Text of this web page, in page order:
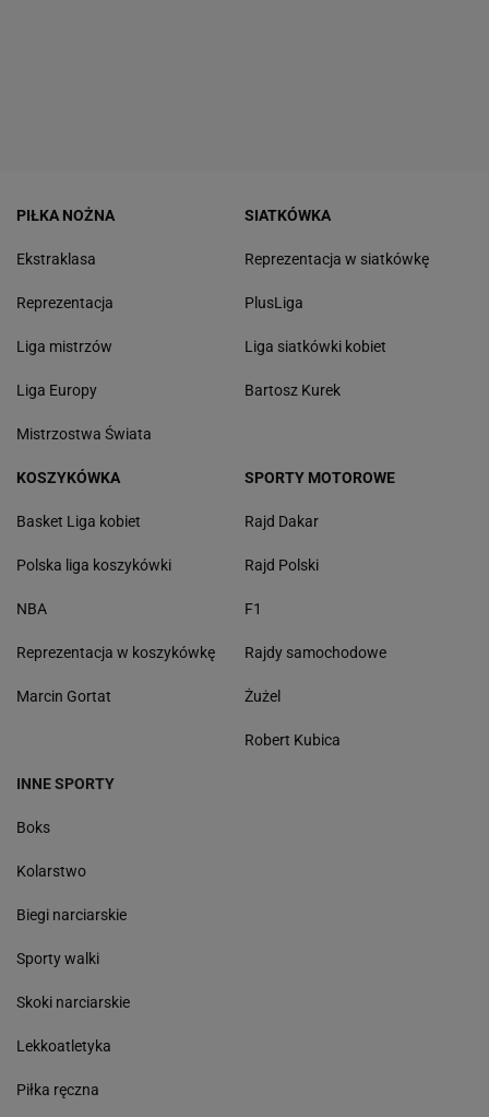
PIŁKA NOŻNA
Ekstraklasa
Reprezentacja
Liga mistrzów
Liga Europy
Mistrzostwa Świata
SIATKÓWKA
Reprezentacja w siatkówkę
PlusLiga
Liga siatkówki kobiet
Bartosz Kurek
KOSZYKÓWKA
Basket Liga kobiet
Polska liga koszykówki
NBA
Reprezentacja w koszykówkę
Marcin Gortat
SPORTY MOTOROWE
Rajd Dakar
Rajd Polski
F1
Rajdy samochodowe
Żużel
Robert Kubica
INNE SPORTY
Boks
Kolarstwo
Biegi narciarskie
Sporty walki
Skoki narciarskie
Lekkoatletyka
Piłka ręczna